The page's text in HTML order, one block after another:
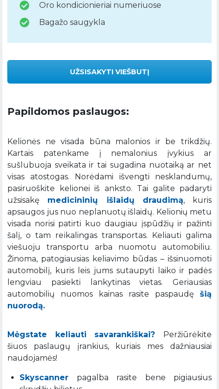
Oro kondicionieriai numeriuose
Bagažo saugykla
UŽSISAKYTI VIEŠBUTĮ
Papildomos paslaugos:
Kelionės ne visada būna malonios ir be trikdžių.
Kartais patenkame į nemalonius įvykius ar
sušlubuoja sveikata ir tai sugadina nuotaiką ar net
visas atostogas. Norėdami išvengti nesklandumų,
pasiruoškite kelionei iš anksto. Tai galite padaryti
užsisakę medicininių išlaidų draudimą, kuris
apsaugos jus nuo neplanuotų išlaidų. Kelionių metu
visada norisi patirti kuo daugiau įspūdžių ir pažinti
šalį, o tam reikalingas transportas. Keliauti galima
viešuoju transportu arba nuomotu automobiliu.
Žinoma, patogiausias keliavimo būdas – išsinuomoti
automobilį, kuris leis jums sutaupyti laiko ir padės
lengviau pasiekti lankytinas vietas. Geriausias
automobilių nuomos kainas rasite paspaudę šią
nuorodą.
Mėgstate keliauti savarankiškai? Peržiūrėkite
šiuos paslaugų įrankius, kuriais mes dažniausiai
naudojamės!
Skyscanner pagalba rasite bene pigiausius